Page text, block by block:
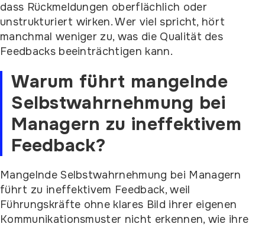
dass Rückmeldungen oberflächlich oder
unstrukturiert wirken. Wer viel spricht, hört
manchmal weniger zu, was die Qualität des
Feedbacks beeinträchtigen kann.
Warum führt mangelnde
Selbstwahrnehmung bei
Managern zu ineffektivem
Feedback?
Mangelnde Selbstwahrnehmung bei Managern
führt zu ineffektivem Feedback, weil
Führungskräfte ohne klares Bild ihrer eigenen
Kommunikationsmuster nicht erkennen, wie ihre